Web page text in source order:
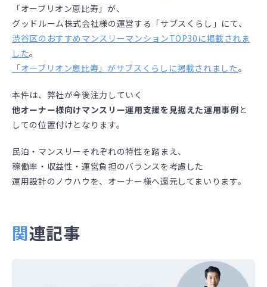
「オーブリオン恵比寿」が、
グッドルーム株式会社様の運営する「サブスくらし」にて、
渋谷区のおすすめマンスリーマンションTOP30に掲載されま
した。
「オーブリオン恵比寿」がサブスくらしに掲載されました。
本件は、弊社が今後注力していく
他オーナー様向けマンスリー運用支援を見据えた運用事例と
しての位置付けとなります。
民泊・マンスリーそれぞれの特性を踏まえ、
稼働率・収益性・運営負担のバランスを考慮した
運用設計のノウハウを、オーナー様へ還元してまいります。
関連記事